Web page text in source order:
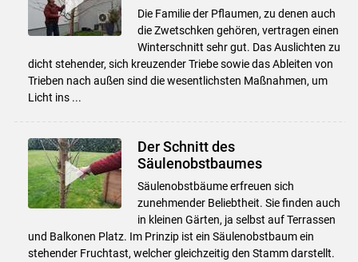
Skip to main content
Die Familie der Pflaumen, zu denen auch
die Zwetschken gehören, vertragen einen
Winterschnitt sehr gut. Das Auslichten zu
dicht stehender, sich kreuzender Triebe sowie das Ableiten von
Trieben nach außen sind die wesentlichsten Maßnahmen, um
Licht ins ...
Der Schnitt des
Säulenobstbaumes
Säulenobstbäume erfreuen sich
zunehmender Beliebtheit. Sie finden auch
in kleinen Gärten, ja selbst auf Terrassen
und Balkonen Platz. Im Prinzip ist ein Säulenobstbaum ein
stehender Fruchtast, welcher gleichzeitig den Stamm darstellt.